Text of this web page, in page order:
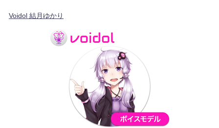
Voidol 結月ゆかり